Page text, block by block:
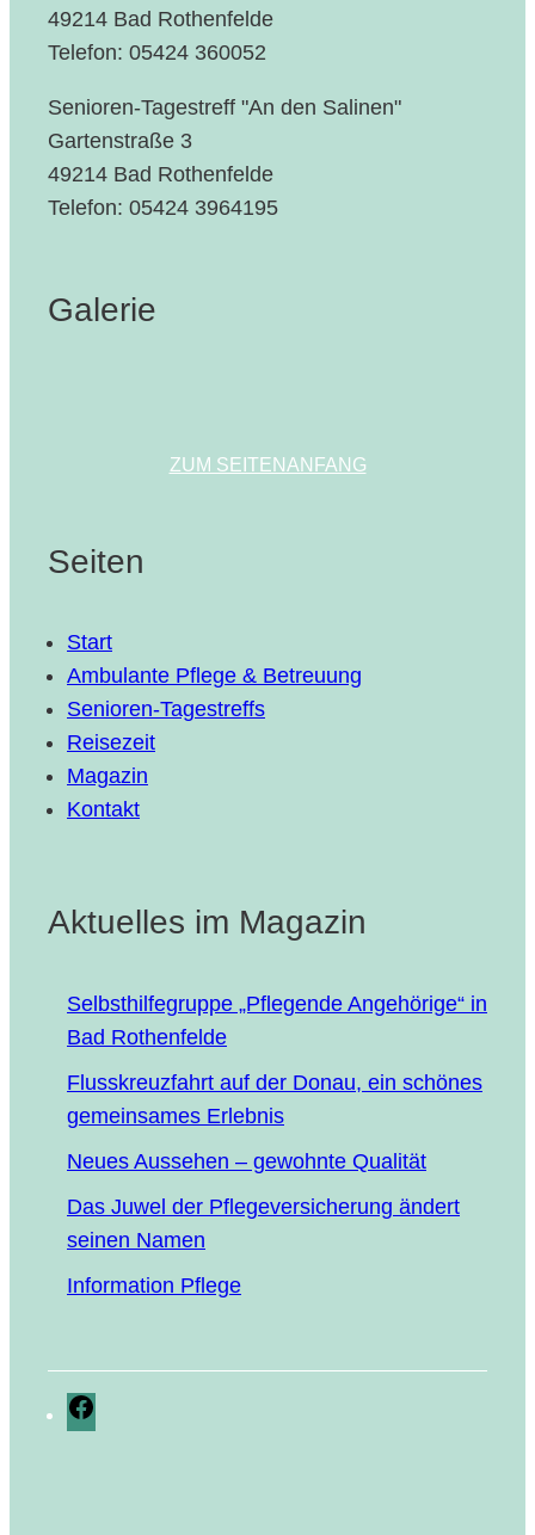
49214 Bad Rothenfelde
Telefon: 05424 360052
Senioren-Tagestreff "An den Salinen"
Gartenstraße 3
49214 Bad Rothenfelde
Telefon: 05424 3964195
Galerie
ZUM SEITENANFANG
Seiten
Start
Ambulante Pflege & Betreuung
Senioren-Tagestreffs
Reisezeit
Magazin
Kontakt
Aktuelles im Magazin
Selbst­hil­fe­grup­pe „Pfle­gen­de Ange­hö­ri­ge“ in
Bad Rothenfelde
Fluss­kreuz­fahrt auf der Donau, ein schö­nes
gemein­sa­mes Erlebnis
Neu­es Aus­se­hen – gewohn­te Qualität
Das Juwel der Pfle­ge­ver­si­che­rung ändert
sei­nen Namen
Infor­ma­ti­on Pflege